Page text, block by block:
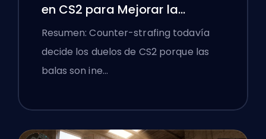
en CS2 para Mejorar la
Precisión
Resumen: Counter-strafing todavía
decide los duelos de CS2 porque las
balas son ine…